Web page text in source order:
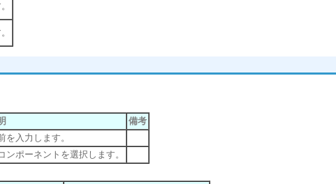
備考
入力します。
ポーネントを選択します。